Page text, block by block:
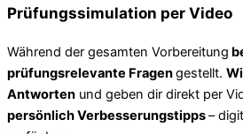
Prüfungssimulation per Video
Während der gesamten Vorbereitung
prüfungsrelevante Fragengestellt.
Antworten und geben dir direkt per
persönlich Verbesserungstipps–